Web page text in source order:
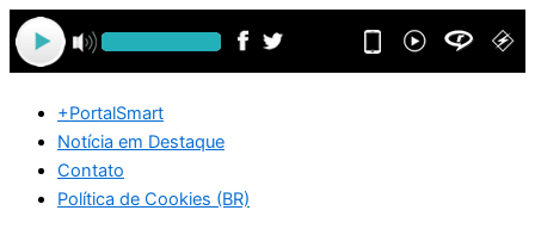
Ir
para
o
+PortalSmart
Notícia em Destaque
Contato
Política de Cookies (BR)